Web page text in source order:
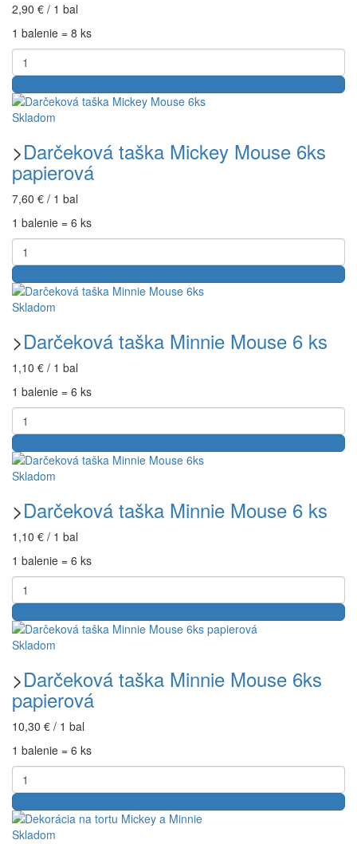
2,90 € / 1 bal
1 balenie = 8 ks
Skladom
>Darčeková taška Mickey Mouse 6ks
papierová
7,60 € / 1 bal
1 balenie = 6 ks
Skladom
>Darčeková taška Minnie Mouse 6 ks
1,10 € / 1 bal
1 balenie = 6 ks
Skladom
>Darčeková taška Minnie Mouse 6 ks
1,10 € / 1 bal
1 balenie = 6 ks
Skladom
>Darčeková taška Minnie Mouse 6ks
papierová
10,30 € / 1 bal
1 balenie = 6 ks
Skladom